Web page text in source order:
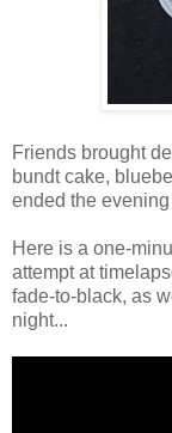
Friends brought
bundt cake,
ended the
Here is a one-
attempt at
fade-to-black, as
night...